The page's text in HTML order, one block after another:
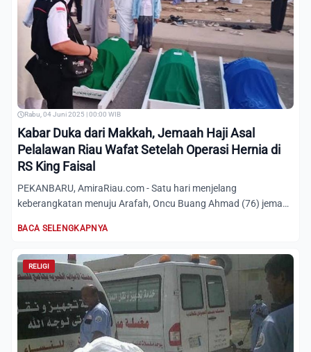
Rabu, 04 Juni 2025 | 00:00 WIB
Kabar Duka dari Makkah, Jemaah Haji Asal
Pelalawan Riau Wafat Setelah Operasi Hernia di
RS King Faisal
PEKANBARU, AmiraRiau.com - Satu hari menjelang
keberangkatan menuju Arafah, Oncu Buang Ahmad (76) jemaah
BACA SELENGKAPNYA
RELIGI